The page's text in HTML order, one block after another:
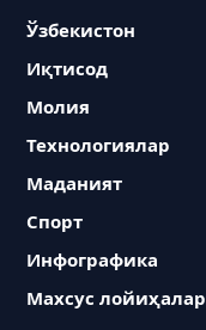
Ўзбекистон
Иқтисод
Молия
Технологиялар
Маданият
Спорт
Инфографика
Махсус лойиҳалар